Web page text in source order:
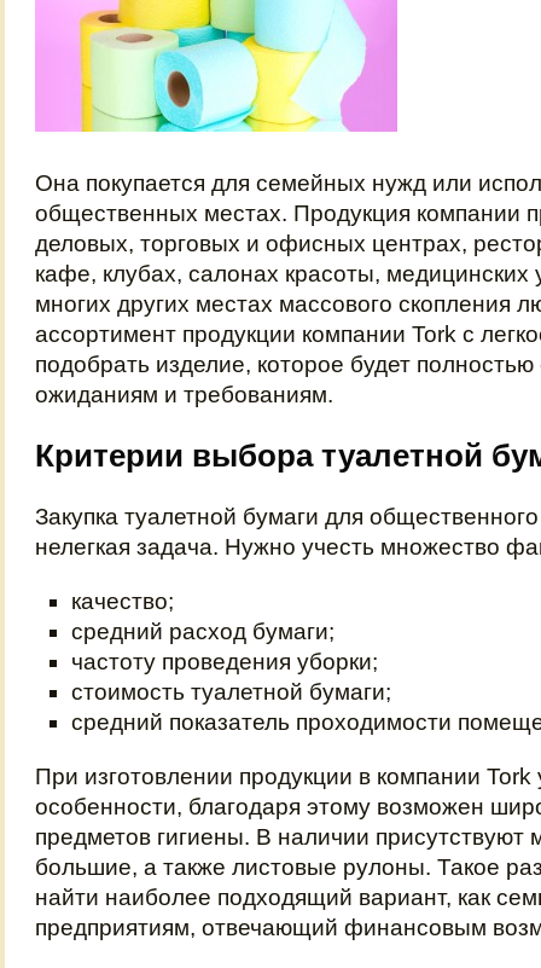
Она покупается для семейных нужд или
общественных местах. Продукция компании
деловых, торговых и офисных центрах,
кафе, клубах, салонах красоты, медицинских
многих других местах массового скопления
ассортимент продукции компании Tork с
подобрать изделие, которое будет полностью
ожиданиям и требованиям.
Критерии выбора туалетной
Закупка туалетной бумаги для
нелегкая задача. Нужно учесть множество
качество;
средний расход бумаги;
частоту проведения уборки;
стоимость туалетной бумаги;
средний показатель проходимости
При изготовлении продукции в компании
особенности, благодаря этому возможен
предметов гигиены. В наличии присутствуют
большие, а также листовые рулоны. Такое
найти наиболее подходящий вариант, как
предприятиям, отвечающий финансовым